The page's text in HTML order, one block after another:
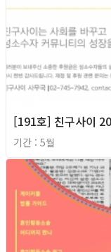
[191호] 친구사이
기간 : 5월